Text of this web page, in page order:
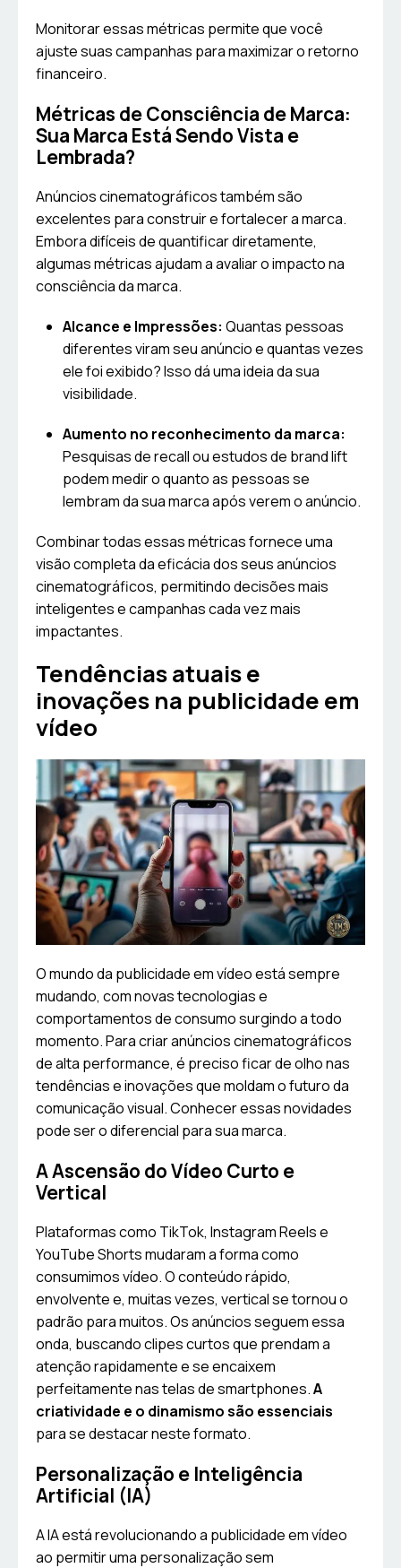
Monitorar essas métricas permite que você
ajuste suas campanhas para maximizar o retorno
financeiro.
Métricas de Consciência de Marca:
Sua Marca Está Sendo Vista e
Lembrada?
Anúncios cinematográficos também são
excelentes para construir e fortalecer a marca.
Embora difíceis de quantificar diretamente,
algumas métricas ajudam a avaliar o impacto na
consciência da marca.
Alcance e Impressões: Quantas pessoas
diferentes viram seu anúncio e quantas vezes
ele foi exibido? Isso dá uma ideia da sua
visibilidade.
Aumento no reconhecimento da marca:
Pesquisas de recall ou estudos de brand lift
podem medir o quanto as pessoas se
lembram da sua marca após verem o anúncio.
Combinar todas essas métricas fornece uma
visão completa da eficácia dos seus anúncios
cinematográficos, permitindo decisões mais
inteligentes e campanhas cada vez mais
impactantes.
Tendências atuais e
inovações na publicidade em
vídeo
O mundo da publicidade em vídeo está sempre
mudando, com novas tecnologias e
comportamentos de consumo surgindo a todo
momento. Para criar anúncios cinematográficos
de alta performance, é preciso ficar de olho nas
tendências e inovações que moldam o futuro da
comunicação visual. Conhecer essas novidades
pode ser o diferencial para sua marca.
A Ascensão do Vídeo Curto e
Vertical
Plataformas como TikTok, Instagram Reels e
YouTube Shorts mudaram a forma como
consumimos vídeo. O conteúdo rápido,
envolvente e, muitas vezes, vertical se tornou o
padrão para muitos. Os anúncios seguem essa
onda, buscando clipes curtos que prendam a
atenção rapidamente e se encaixem
perfeitamente nas telas de smartphones.A
criatividade e o dinamismo são essenciais
para se destacar neste formato.
Personalização e Inteligência
Artificial (IA)
A IA está revolucionando a publicidade em vídeo
ao permitir uma personalização sem